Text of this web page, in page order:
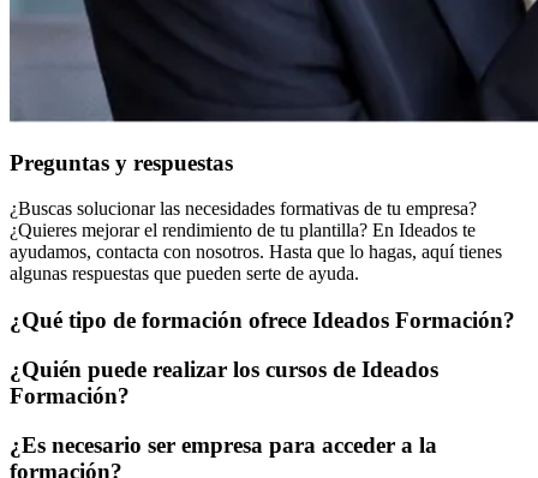
Preguntas y respuestas
¿Buscas solucionar las necesidades formativas de tu empresa?
¿Quieres mejorar el rendimiento de tu plantilla? En Ideados te
ayudamos, contacta con nosotros. Hasta que lo hagas, aquí tienes
algunas respuestas que pueden serte de ayuda.
¿Qué tipo de formación ofrece Ideados Formación?
¿Quién puede realizar los cursos de Ideados
Formación?
¿Es necesario ser empresa para acceder a la
formación?